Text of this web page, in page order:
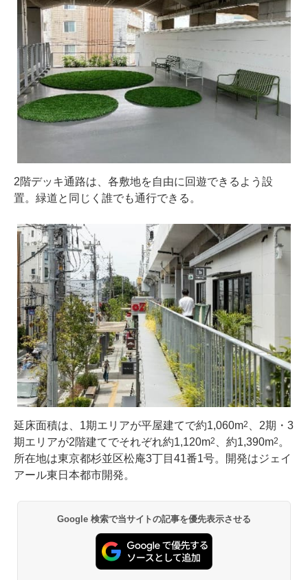
2階デッキ通路は、各敷地を自由に回遊できるよう設
置。緑道と同じく誰でも通行できる。
延床面積は、1期エリアが平屋建てで約1,060m2
、2期・3
期エリアが2階建てでそれぞれ約1,120m2 、約1,390m2 。
所在地は東京都杉並区松庵3丁目41番1号。開発はジェイ
アール東日本都市開発。
Google 検索で当サイトの記事を優先表示させる